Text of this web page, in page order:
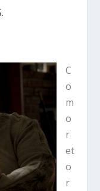
C
o
m
o
r
et
o
r